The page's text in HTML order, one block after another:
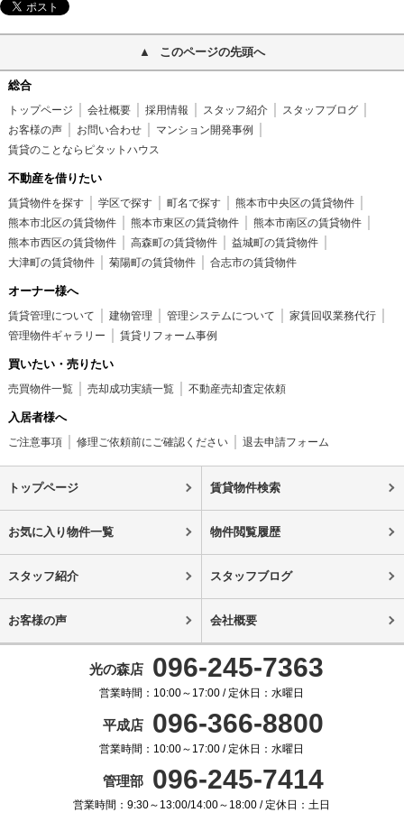
このページの先頭へ
総合
トップページ 会社概要 採用情報 スタッフ紹介
スタッフブログ
お客様の声
お問い合わせ
マンション開発事例
賃貸のことならピタットハウス
不動産を借りたい
賃貸物件を探す 学区で探す 町名で探す
熊本市中央区の賃貸物件
熊本市北区の賃貸物件
熊本市東区の賃貸物件
熊本市南区の賃貸物件
熊本市西区の賃貸物件
高森町の賃貸物件
益城町の賃貸物件
大津町の賃貸物件
菊陽町の賃貸物件 合志市の賃貸物件
オーナー様へ
賃貸管理について 建物管理 管理システムについて
家賃回収業務代行
管理物件ギャラリー
賃貸リフォーム事例
買いたい・売りたい
売買物件一覧 売却成功実績一覧 不動産売却査定依頼
入居者様へ
ご注意事項 修理ご依頼前にご確認ください 退去申請フォーム
トップページ 賃貸物件検索
お気に入り物件一覧 物件閲覧履歴
スタッフ紹介 スタッフブログ
お客様の声 会社概要
光の森店 096-245-7363
営業時間：10:00～17:00 / 定休日：水曜日
平成店 096-366-8800
営業時間：10:00～17:00 / 定休日：水曜日
管理部 096-245-7414
営業時間：9:30～13:00/14:00～18:00 / 定休日：土日